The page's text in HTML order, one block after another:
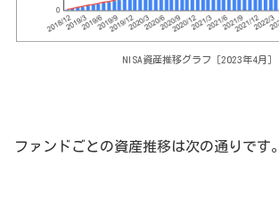
NISA資産推移グラフ［2023年4月］
ファンドごとの資産推移は次の通りです。